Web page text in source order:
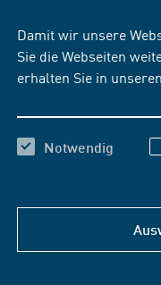
Damit wir unsere
Sie die Webseiten
erhalten Sie in unseren
Notwendig